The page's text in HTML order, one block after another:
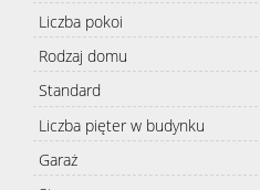
Liczba pokoi
Rodzaj domu
Standard
Liczba pięter w budynku
Garaż